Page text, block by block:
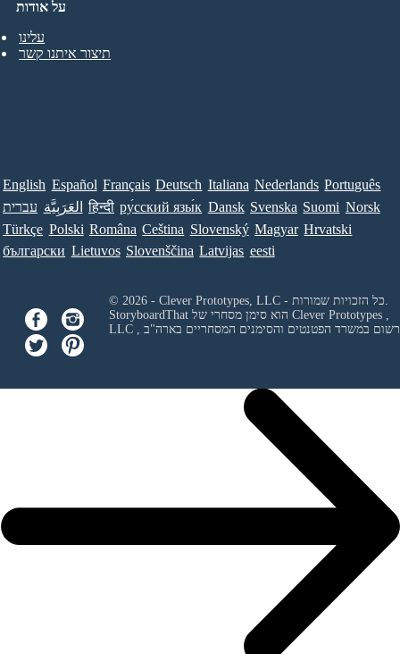
על אודות
עלינו
תיצור איתנו קשר
English Español Français Deutsch Italiana Nederlands Português
עברית العَرَبِيَّة हिन्दी ру́сский язы́к Dansk Svenska Suomi Norsk
Türkçe Polski Româna Ceština Slovenský Magyar Hrvatski
български Lietuvos Slovenščina Latvijas eesti
© 2026 - Clever Prototypes, LLC - כל הזכויות שמורות.
Clever Prototypes ,
LLC
ורשום במשרד הפטנטים והסימנים המסחריים בארה"ב